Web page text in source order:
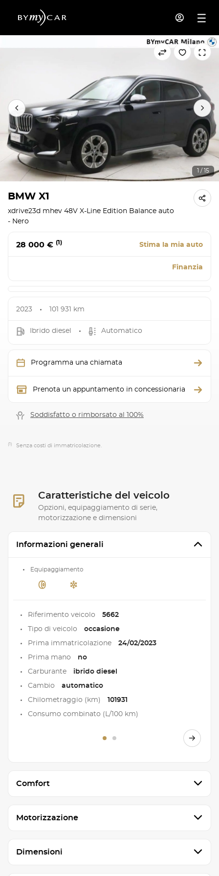
1 / 15
BMW X1
xdrive23d mhev 48V X-Line Edition Balance auto
- Nero
28 000 € (1) Stima la mia auto
Finanzia
2023 101 931 km
Ibrido diesel Automatico
Programma una chiamata
Prenota un appuntamento in concessionaria
Soddisfatto o rimborsato al 100%
(1) Senza costi di immatricolazione.
Caratteristiche del veicolo
Opzioni, equipaggiamento di serie,
motorizzazione e dimensioni
Informazioni generali
Equipaggiamento
Riferimento veicolo 5662
Tipo di veicolo occasione
Prima immatricolazione 24/02/2023
Prima mano no
Carburante ibrido diesel
Cambio automatico
Chilometraggio (km) 101931
Consumo combinato (L/100 km)
Comfort
Motorizzazione
Dimensioni